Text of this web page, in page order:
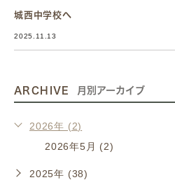
城西中学校へ
2025.11.13
ARCHIVE 月別アーカイブ
2026年 (2)
2026年5月 (2)
2025年 (38)